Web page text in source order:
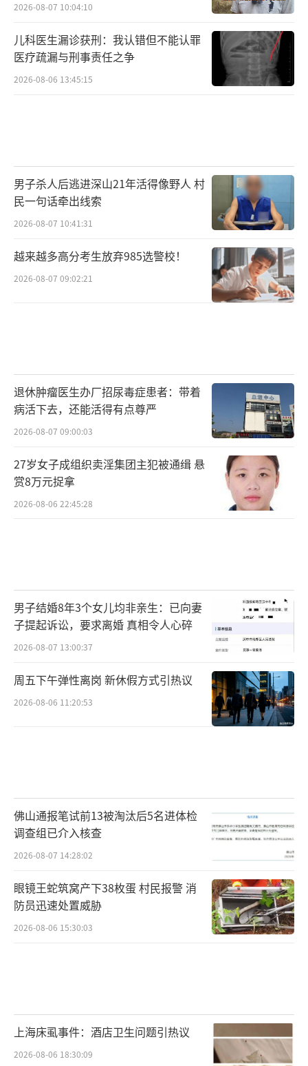
2026-08-07 10:04:10
儿科医生漏诊获刑：我认错但不能认罪
医疗疏漏与刑事责任之争
2026-08-06 13:45:15
男子杀人后逃进深山21年活得像野人 村
民一句话牵出线索
2026-08-07 10:41:31
越来越多高分考生放弃985选警校！
2026-08-07 09:02:21
退休肿瘤医生办厂招尿毒症患者：带着
病活下去，还能活得有点尊严
2026-08-07 09:00:03
27岁女子成组织卖淫集团主犯被通缉 悬
赏8万元捉拿
2026-08-06 22:45:28
男子结婚8年3个女儿均非亲生：已向妻
子提起诉讼，要求离婚 真相令人心碎
2026-08-07 13:00:37
周五下午弹性离岗 新休假方式引热议
2026-08-06 11:20:53
佛山通报笔试前13被淘汰后5名进体检
调查组已介入核查
2026-08-07 14:28:02
眼镜王蛇筑窝产下38枚蛋 村民报警 消
防员迅速处置威胁
2026-08-06 15:30:03
上海床虱事件：酒店卫生问题引热议
2026-08-06 18:30:09